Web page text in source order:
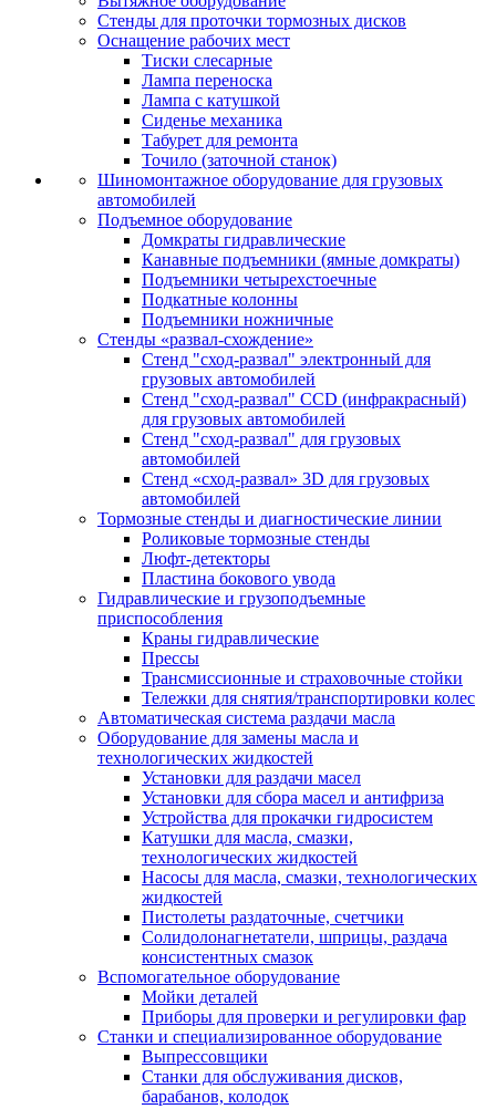
Стенды для проточки тормозных дисков
Оснащение рабочих мест
Тиски слесарные
Лампа переноска
Лампа с катушкой
Сиденье механика
Табурет для ремонта
Точило (заточной станок)
Шиномонтажное оборудование для грузовых
автомобилей
Подъемное оборудование
Домкраты гидравлические
Канавные подъемники (ямные домкраты)
Подъемники четырехстоечные
Подкатные колонны
Подъемники ножничные
Стенды «развал-схождение»
Стенд "сход-развал" электронный для
грузовых автомобилей
Стенд "сход-развал" CCD (инфракрасный)
для грузовых автомобилей
Стенд "сход-развал" для грузовых
автомобилей
Стенд «сход-развал» 3D для грузовых
автомобилей
Тормозные стенды и диагностические линии
Роликовые тормозные стенды
Люфт-детекторы
Пластина бокового увода
Гидравлические и грузоподъемные
приспособления
Краны гидравлические
Прессы
Трансмиссионные и страховочные стойки
Тележки для снятия/транспортировки колес
Автоматическая система раздачи масла
Оборудование для замены масла и
технологических жидкостей
Установки для раздачи масел
Установки для сбора масел и антифриза
Устройства для прокачки гидросистем
Катушки для масла, смазки,
технологических жидкостей
Насосы для масла, смазки, технологических
жидкостей
Пистолеты раздаточные, счетчики
Солидолонагнетатели, шприцы, раздача
консистентных смазок
Вспомогательное оборудование
Мойки деталей
Приборы для проверки и регулировки фар
Станки и специализированное оборудование
Выпрессовщики
Станки для обслуживания дисков,
барабанов, колодок